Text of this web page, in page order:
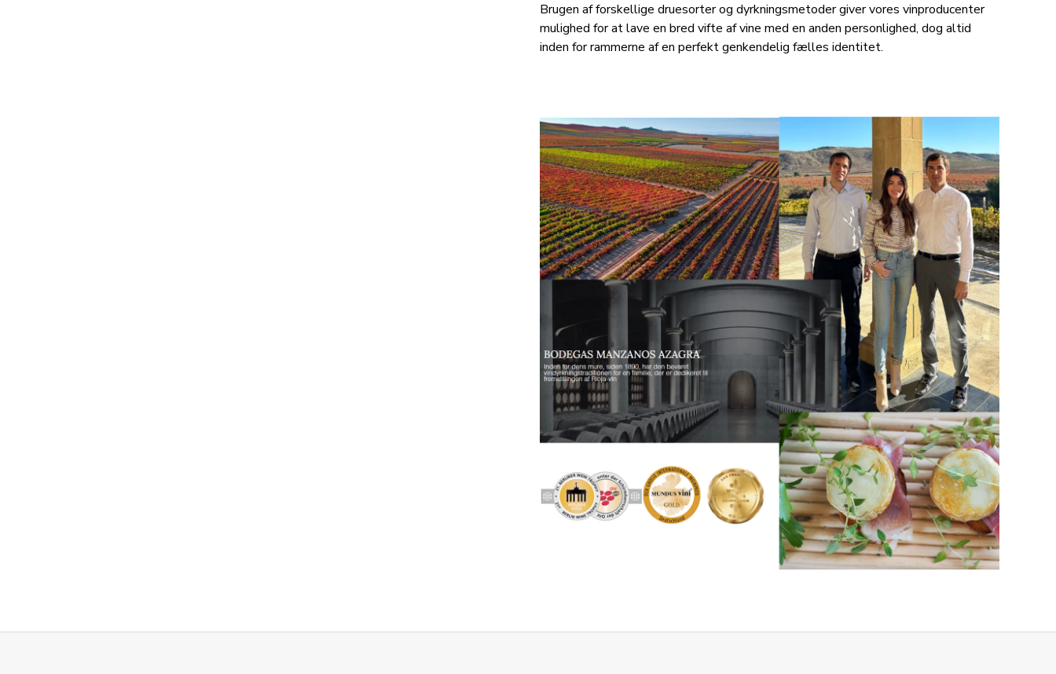
Brugen af ​​forskellige druesorter og dyrkningsmetoder giver vores vinproducenter
mulighed for at lave en bred vifte af vine med en anden personlighed, dog altid
inden for rammerne af en perfekt genkendelig fælles identitet.